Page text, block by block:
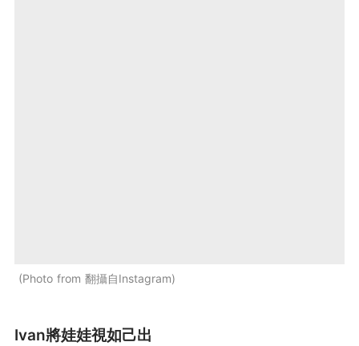
Photo from 翻攝自Instagram
Ivan將娃娃視如己出